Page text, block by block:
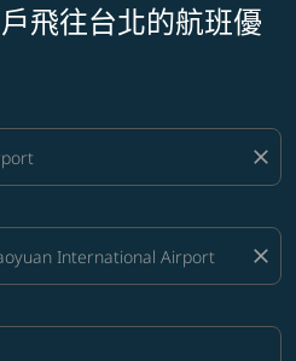
飛往台北的航班優
close
close